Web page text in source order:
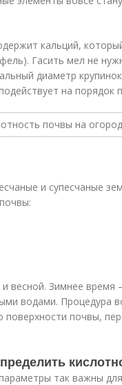
кальций,
Гасить мел не
диаметр
на порядок
и супесчаные
весной. Зимнее время
водами. Процедура
почвы,
так важны